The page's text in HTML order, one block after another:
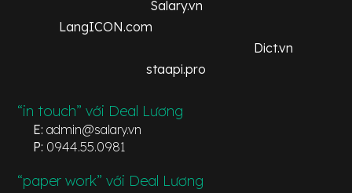
Salary.vn
LangICON.com
Dict.vn
staapi.pro
“in touch” với Deal Lương
E: admin@salary.vn
P: 0944.55.0981
“paper work” với Deal Lương